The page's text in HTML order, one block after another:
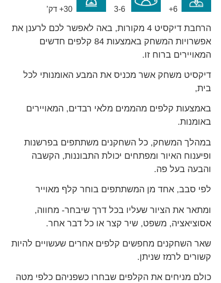
הרחבת דיקסיט 4 מקורות, באה לאפשר לכם לרענן את
אפשרויות המשחק באמצעות 84 קלפים חדשים
המאויירים ברוח זו.
דיקסיט משחק אשר מכניס את המבע האומנותי לכל
בית,
באמצעות קלפים מהממים מלאי רבדים, המאויירים
באומנות.
במהלך המשחק, כל השחקנים משתתפים בפרשנות
ופיענוח האיור ומפתחים יכולת התבוננות, הקשבה
והבעה בעל פה.
לפי סבב, אחד מן המשתתפים בוחר קלף מאוייר
ומתאר את הציור שעליו בכל דרך שיבחר- מחווה,
אסוציאציה, משפט, שיר קצר או כל דבר אחר.
שאר השחקנים מחפשים קלפים אחרים שעשויים להיות
קשורים לרמז שניתן.
כולם מניחים את הקלפים שבחרו כשפניהם כלפי מטה